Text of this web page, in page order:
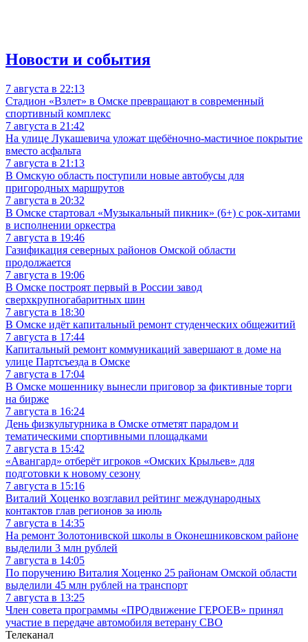
Новости и события
7 августа в 22:13
Стадион «Взлет» в Омске превращают в современный
спортивный комплекс
7 августа в 21:42
На улице Лукашевича уложат щебёночно-мастичное покрытие
вместо асфальта
7 августа в 21:13
В Омскую область поступили новые автобусы для
пригородных маршрутов
7 августа в 20:32
В Омске стартовал «Музыкальный пикник» (6+) с рок-хитами
в исполнении оркестра
7 августа в 19:46
Газификация северных районов Омской области
продолжается
7 августа в 19:06
В Омске построят первый в России завод
сверхкрупногабаритных шин
7 августа в 18:30
В Омске идёт капитальный ремонт студенческих общежитий
7 августа в 17:44
Капитальный ремонт коммуникаций завершают в доме на
улице Партсъезда в Омске
7 августа в 17:04
В Омске мошеннику вынесли приговор за фиктивные торги
на бирже
7 августа в 16:24
День физкультурника в Омске отметят парадом и
тематическими спортивными площадками
7 августа в 15:42
«Авангард» отберёт игроков «Омских Крыльев» для
подготовки к новому сезону
7 августа в 15:16
Виталий Хоценко возглавил рейтинг международных
контактов глав регионов за июль
7 августа в 14:35
На ремонт Золотонивской школы в Оконешниковском районе
выделили 3 млн рублей
7 августа в 14:05
По поручению Виталия Хоценко 25 районам Омской области
выделили 45 млн рублей на транспорт
7 августа в 13:25
Член совета программы «ПРОдвижение ГЕРОЕВ» принял
участие в передаче автомобиля ветерану СВО
Телеканал